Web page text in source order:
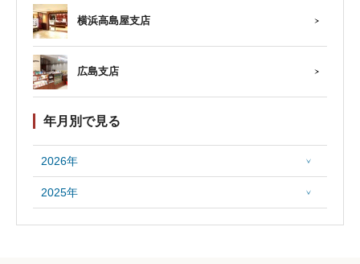
横浜高島屋支店
広島支店
年月別で見る
2026年
2025年